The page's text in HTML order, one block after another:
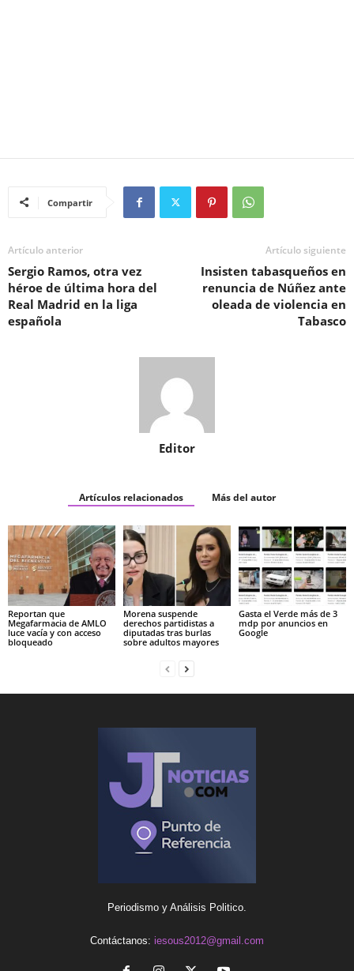
Compartir
Artículo anterior
Sergio Ramos, otra vez
héroe de última hora del
Real Madrid en la liga
española
Artículo siguiente
Insisten tabasqueños en
renuncia de Núñez ante
oleada de violencia en
Tabasco
Editor
Artículos relacionados Más del autor
Reportan que
Megafarmacia de AMLO
luce vacía y con acceso
bloqueado
Morena suspende
derechos partidistas a
diputadas tras burlas
sobre adultos mayores
Gasta el Verde más de 3
mdp por anuncios en
Google
Periodismo y Análisis Politico.
Contáctanos: iesous2012@gmail.com